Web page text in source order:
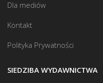
Dla mediów
Kontakt
Polityka Prywatności
SIEDZIBA WYDAWNICTWA